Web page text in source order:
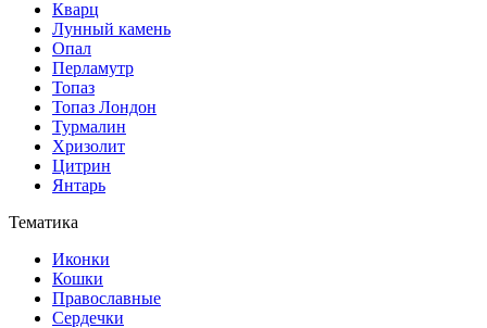
Кварц
Лунный камень
Опал
Перламутр
Топаз
Топаз Лондон
Турмалин
Хризолит
Цитрин
Янтарь
Тематика
Иконки
Кошки
Православные
Сердечки